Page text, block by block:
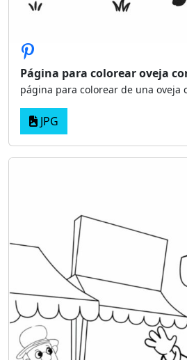
Página para colorear oveja
página para colorear de una oveja
JPG